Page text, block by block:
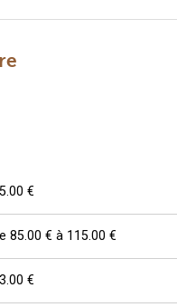
€
85.00 € à 115.00 €
€